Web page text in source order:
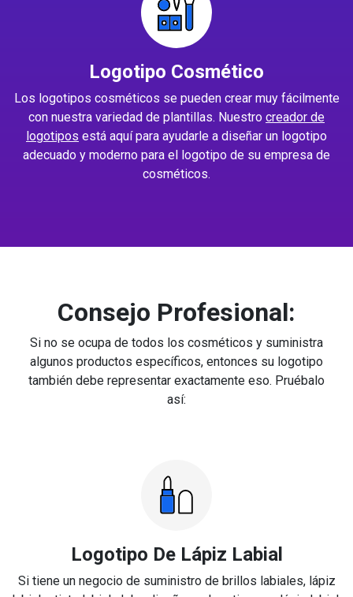
Logotipo Cosmético
Los logotipos cosméticos se pueden crear muy fácilmente
con nuestra variedad de plantillas. Nuestro creador de
logotipos está aquí para ayudarle a diseñar un logotipo
adecuado y moderno para el logotipo de su empresa de
cosméticos.
Consejo Profesional:
Si no se ocupa de todos los cosméticos y suministra
algunos productos específicos, entonces su logotipo
también debe representar exactamente eso. Pruébalo
así:
Logotipo De Lápiz Labial
Si tiene un negocio de suministro de brillos labiales, lápiz